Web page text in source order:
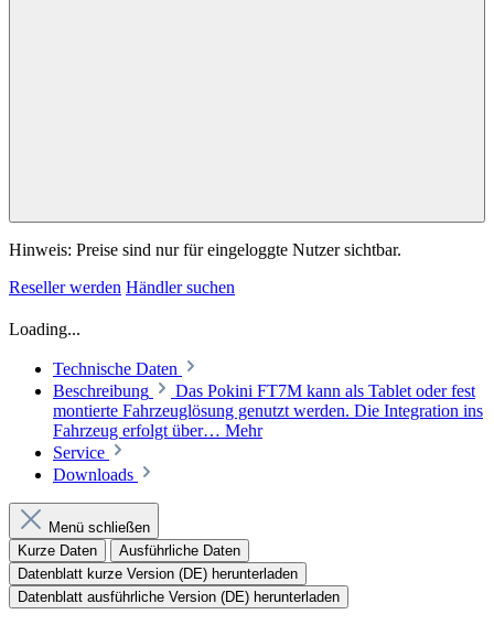
Hinweis: Preise sind nur für eingeloggte Nutzer sichtbar.
Reseller werden Händler suchen
Loading...
Technische Daten
Beschreibung
Das Pokini FT7M kann als Tablet oder fest
montierte Fahrzeuglösung genutzt werden. Die Integration ins
Fahrzeug erfolgt über… Mehr
Service
Downloads
Menü schließen
Kurze Daten
Ausführliche Daten
Datenblatt kurze Version (DE) herunterladen
Datenblatt ausführliche Version (DE) herunterladen